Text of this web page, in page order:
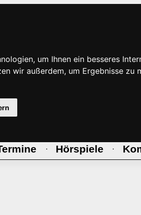
um Ihnen ein besseres
wir außerdem, um Ergebnisse
· Hörspiele ·